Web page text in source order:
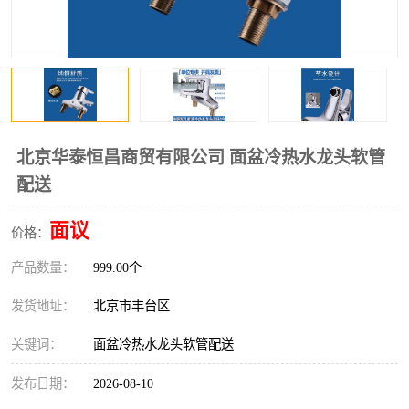
北京华泰恒昌商贸有限公司 面盆冷热水龙头软管
配送
价格： 面议
产品数量： 999.00个
发货地址： 北京市丰台区
关键词： 面盆冷热水龙头软管配送
发布日期： 2026-08-10